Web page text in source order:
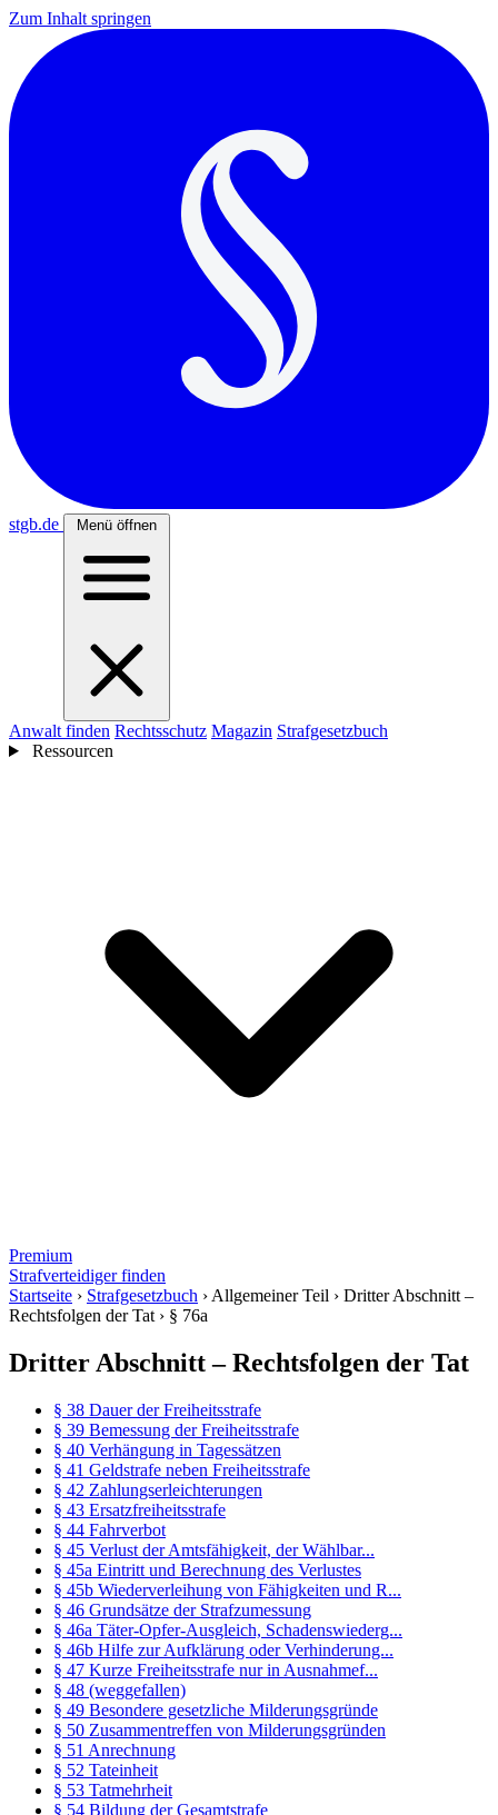
Zum Inhalt springen
stgb.de Menü öffnen
Anwalt finden Rechtsschutz Magazin Strafgesetzbuch
Ressourcen
Premium
Strafverteidiger finden
Startseite › Strafgesetzbuch › Allgemeiner Teil › Dritter Abschnitt –
Rechtsfolgen der Tat › § 76a
Dritter Abschnitt – Rechtsfolgen der Tat
§ 38 Dauer der Freiheitsstrafe
§ 39 Bemessung der Freiheitsstrafe
§ 40 Verhängung in Tagessätzen
§ 41 Geldstrafe neben Freiheitsstrafe
§ 42 Zahlungserleichterungen
§ 43 Ersatzfreiheitsstrafe
§ 44 Fahrverbot
§ 45 Verlust der Amtsfähigkeit, der Wählbar...
§ 45a Eintritt und Berechnung des Verlustes
§ 45b Wiederverleihung von Fähigkeiten und R...
§ 46 Grundsätze der Strafzumessung
§ 46a Täter-Opfer-Ausgleich, Schadenswiederg...
§ 46b Hilfe zur Aufklärung oder Verhinderung...
§ 47 Kurze Freiheitsstrafe nur in Ausnahmef...
§ 48 (weggefallen)
§ 49 Besondere gesetzliche Milderungsgründe
§ 50 Zusammentreffen von Milderungsgründen
§ 51 Anrechnung
§ 52 Tateinheit
§ 53 Tatmehrheit
§ 54 Bildung der Gesamtstrafe